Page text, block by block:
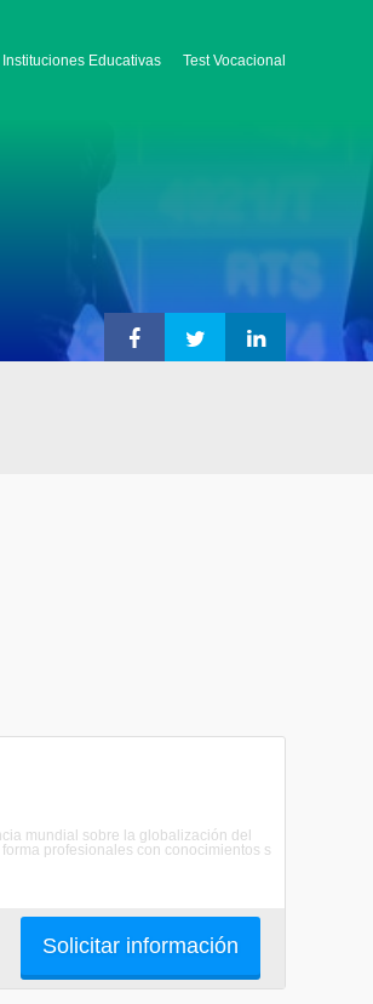
Instituciones Educativas Test Vocacional
mundial sobre la globalización del
profesionales con conocimientos s
Solicitar información